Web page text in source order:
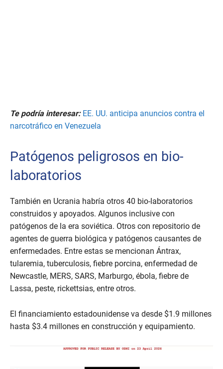
Te podría interesar: EE. UU. anticipa anuncios contra el
narcotráfico en Venezuela
Patógenos peligrosos en bio-
laboratorios
También en Ucrania habría otros 40 bio-laboratorios
construidos y apoyados. Algunos inclusive con
patógenos de la era soviética. Otros con repositorio de
agentes de guerra biológica y patógenos causantes de
enfermedades. Entre estas se mencionan Ántrax,
tularemia, tuberculosis, fiebre porcina, enfermedad de
Newcastle, MERS, SARS, Marburgo, ébola, fiebre de
Lassa, peste, rickettsias, entre otros.
El financiamiento estadounidense va desde $1.9 millones
hasta $3.4 millones en construcción y equipamiento.